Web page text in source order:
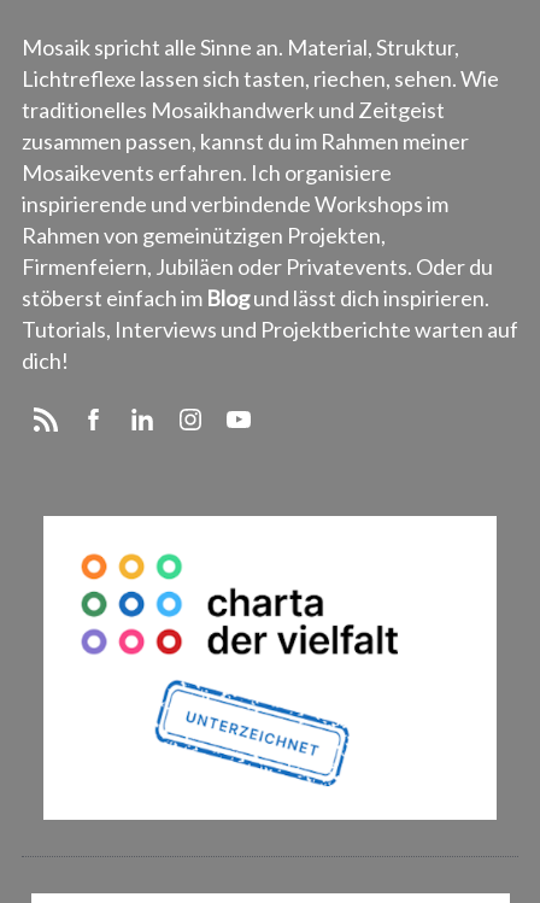
Mosaik spricht alle Sinne an. Material, Struktur,
Lichtreflexe lassen sich tasten, riechen, sehen. Wie
traditionelles Mosaikhandwerk und Zeitgeist
zusammen passen, kannst du im Rahmen meiner
Mosaikevents erfahren. Ich organisiere
inspirierende und verbindende Workshops im
Rahmen von gemeinützigen Projekten,
Firmenfeiern, Jubiläen oder Privatevents. Oder du
stöberst einfach im Blogund lässt dich inspirieren.
Tutorials, Interviews und Projektberichte warten auf
dich!